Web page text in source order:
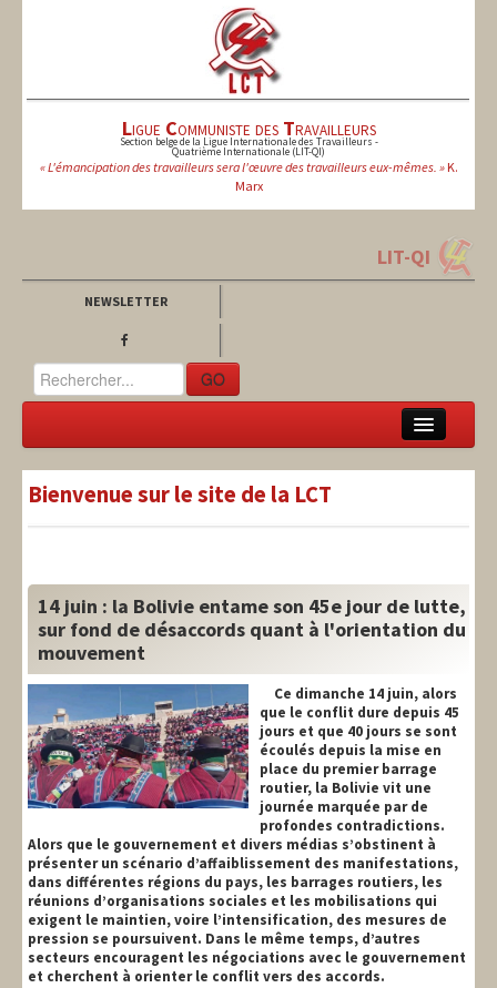
Ligue Communiste des Travailleurs
Section belge de la Ligue Internationale des Travailleurs -
Quatrième Internationale (LIT-QI)
« L'émancipation des travailleurs sera l'œuvre des travailleurs eux-mêmes. »K.
Marx
LIT-QI
NEWSLETTER
GO
LIT-QI
Europe
International
Syndical
Social
Bienvenue sur le site de la LCT
14 juin : la Bolivie entame son 45e jour de lutte,
sur fond de désaccords quant à l'orientation du
mouvement
Ce dimanche 14 juin, alors
que le conflit dure depuis 45
jours et que 40 jours se sont
écoulés depuis la mise en
place du premier barrage
routier, la Bolivie vit une
journée marquée par de
profondes contradictions.
Alors que le gouvernement et divers médias s’obstinent à
présenter un scénario d’affaiblissement des manifestations,
dans différentes régions du pays, les barrages routiers, les
réunions d’organisations sociales et les mobilisations qui
exigent le maintien, voire l’intensification, des mesures de
pression se poursuivent. Dans le même temps, d’autres
secteurs encouragent les négociations avec le gouvernement
et cherchent à orienter le conflit vers des accords.